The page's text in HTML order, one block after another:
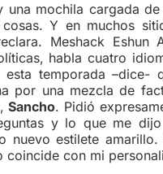
cargada de
Y en muchos
Meshack Eshun
habla cuatro
temporada
por una mezcla de
Sancho. Pidió
y lo que me
nuevo estilete
con mi